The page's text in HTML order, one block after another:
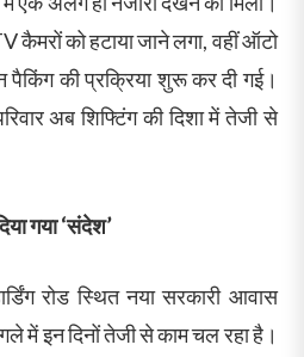
कैमरों को हटाया जाने लगा, वहीं ऑटो
पैकिंग की प्रक्रिया शुरू कर दी गई।
अब शिफ्टिंग की दिशा में तेजी से
गया ‘संदेश’
रोड स्थित नया सरकारी आवास
में इन दिनों तेजी से काम चल रहा है।